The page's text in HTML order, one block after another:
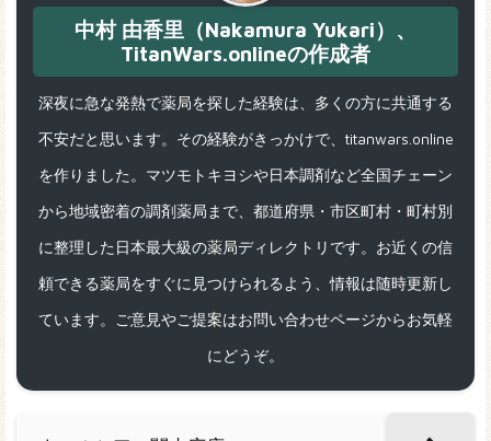
中村 由香里（Nakamura Yukari）、
TitanWars.onlineの作成者
深夜に急な発熱で薬局を探した経験は、多くの方に共通する
不安だと思います。その経験がきっかけで、titanwars.online
を作りました。マツモトキヨシや日本調剤など全国チェーン
から地域密着の調剤薬局まで、都道府県・市区町村・町村別
に整理した日本最大級の薬局ディレクトリです。お近くの信
頼できる薬局をすぐに見つけられるよう、情報は随時更新し
ています。ご意見やご提案はお問い合わせページからお気軽
にどうぞ。